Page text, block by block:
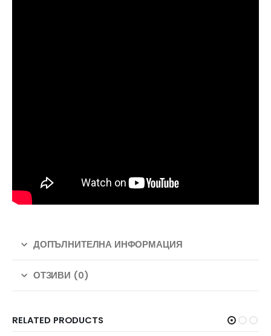
ДОПЪЛНИТЕЛНА ИНФОРМАЦИЯ
ОТЗИВИ (0)
RELATED PRODUCTS